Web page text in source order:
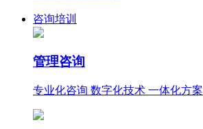
咨询培训
管理咨询
专业化咨询 数字化技术 一体化方案